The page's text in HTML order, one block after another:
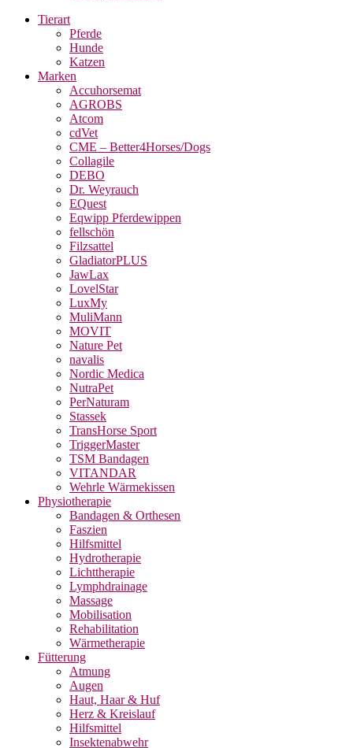
Tierart
Pferde
Hunde
Katzen
Marken
Accuhorsemat
AGROBS
Atcom
cdVet
CME – Better4Horses/Dogs
Collagile
DEBO
Dr. Weyrauch
EQuest
Eqwipp Pferdewippen
fellschön
Filzsattel
GladiatorPLUS
JawLax
LovelStar
LuxMy
MuliMann
MOVIT
Nature Pet
navalis
Nordic Medica
NutraPet
PerNaturam
Stassek
TransHorse Sport
TriggerMaster
TSM Bandagen
VITANDAR
Wehrle Wärmekissen
Physiotherapie
Bandagen & Orthesen
Faszien
Hilfsmittel
Hydrotherapie
Lichttherapie
Lymphdrainage
Massage
Mobilisation
Rehabilitation
Wärmetherapie
Fütterung
Atmung
Augen
Haut, Haar & Huf
Herz & Kreislauf
Hilfsmittel
Insektenabwehr